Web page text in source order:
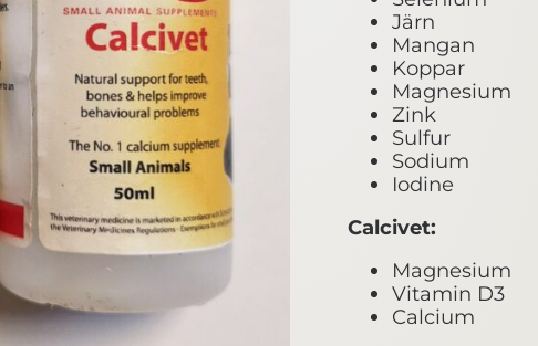
Järn
Mangan
Koppar
Magnesium
Zink
Sulfur
Sodium
Iodine
Calcivet:
Magnesium
Vitamin D3
Calcium